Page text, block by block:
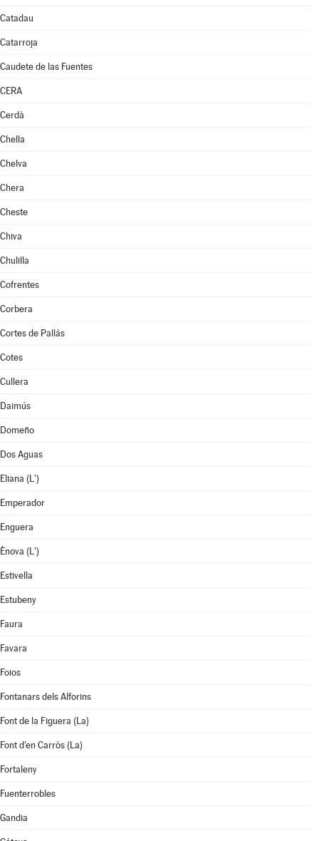
Catadau
Catarroja
Caudete de las Fuentes
CERA
Cerdà
Chella
Chelva
Chera
Cheste
Chiva
Chulilla
Cofrentes
Corbera
Cortes de Pallás
Cotes
Cullera
Daimús
Domeño
Dos Aguas
Eliana (L')
Emperador
Enguera
Ènova (L')
Estivella
Estubeny
Faura
Favara
Foios
Fontanars dels Alforins
Font de la Figuera (La)
Font d'en Carròs (La)
Fortaleny
Fuenterrobles
Gandia